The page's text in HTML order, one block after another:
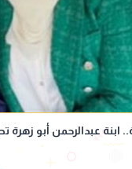
ابنة عبدالرحمن أبو